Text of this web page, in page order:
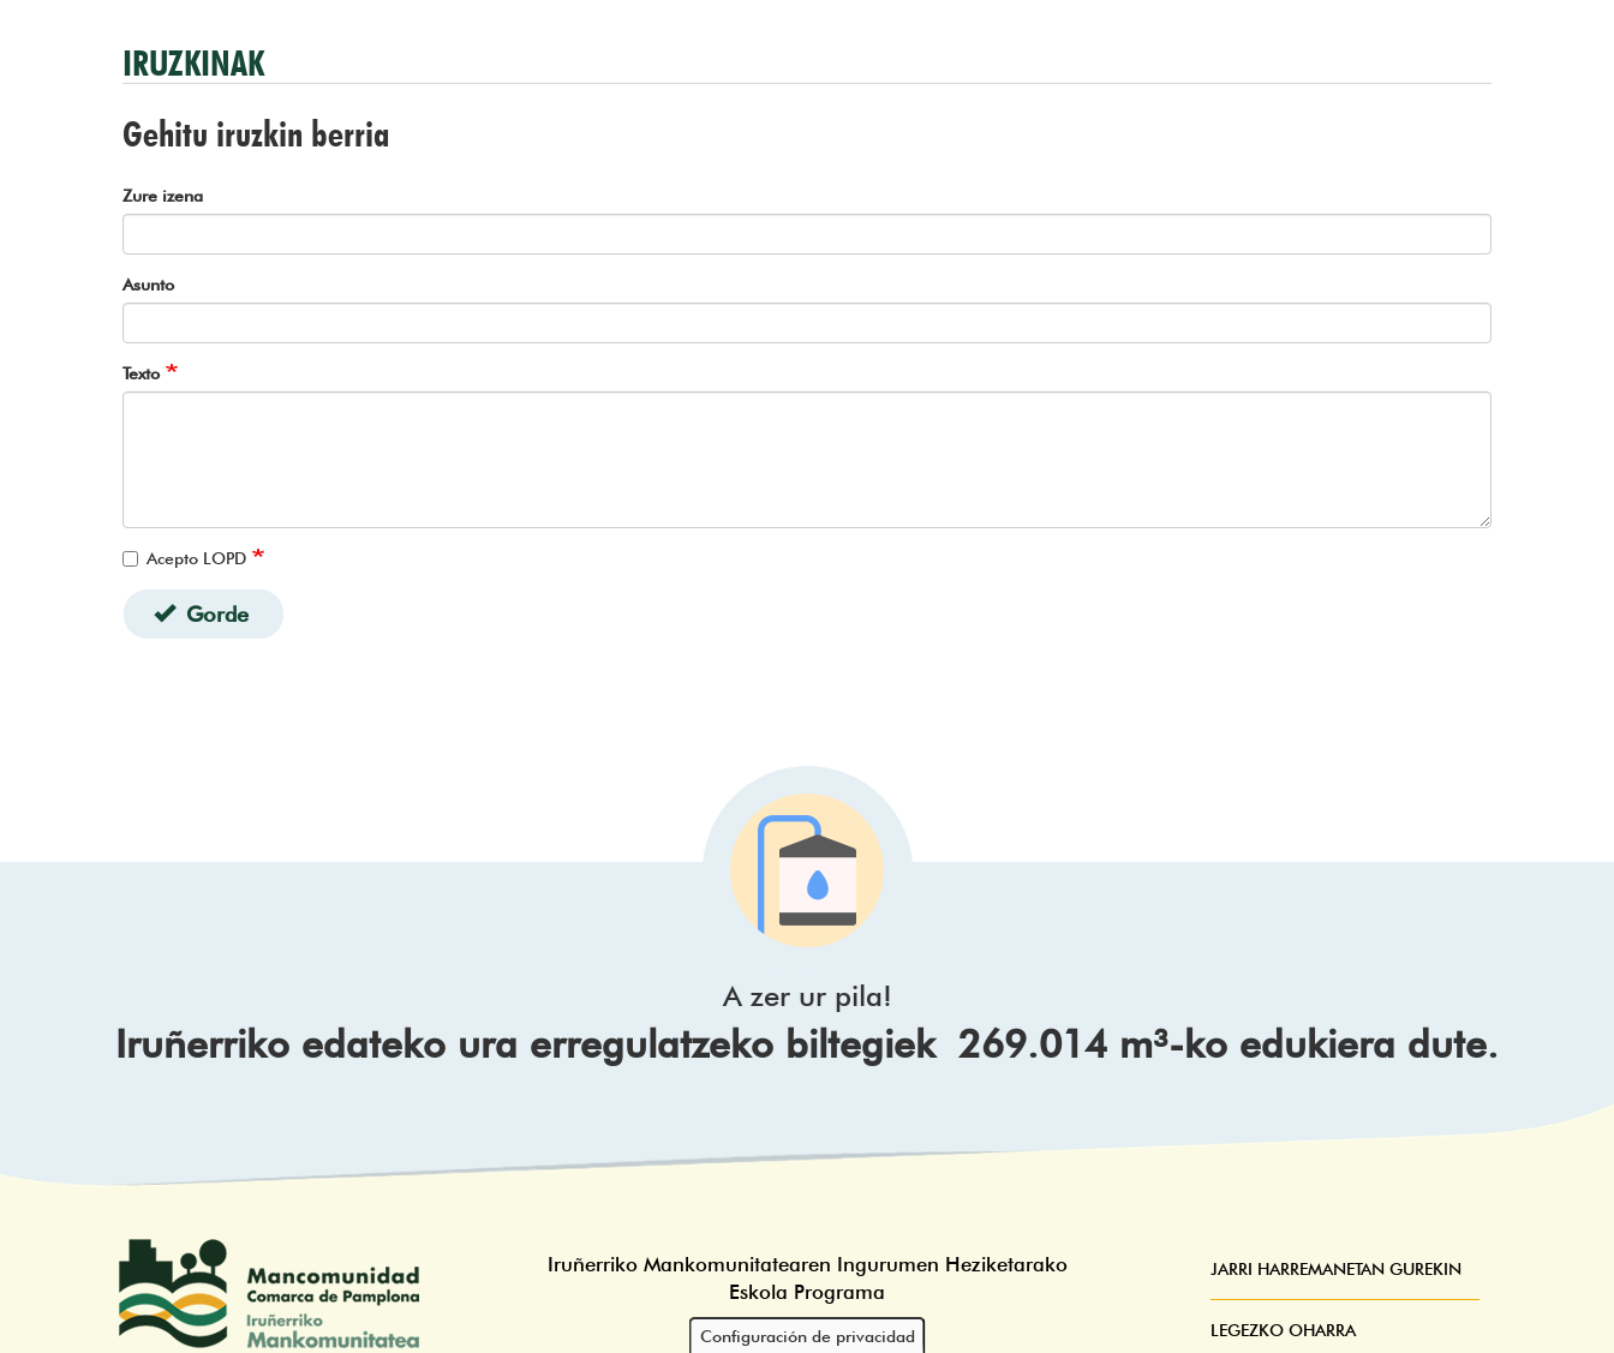
IRUZKINAK
Gehitu iruzkin berria
Zure izena
Asunto
Texto
Acepto LOPD
Gorde
A zer ur pila!
Iruñerriko edateko ura erregulatzeko biltegiek 269.014 m³-ko edukiera dute.
Iruñerriko Mankomunitatearen Ingurumen Heziketarako
Eskola Programa
Pie
Menú
JARRI HARREMANETAN GUREKIN
LEGEZKO OHARRA
Configuración de privacidad